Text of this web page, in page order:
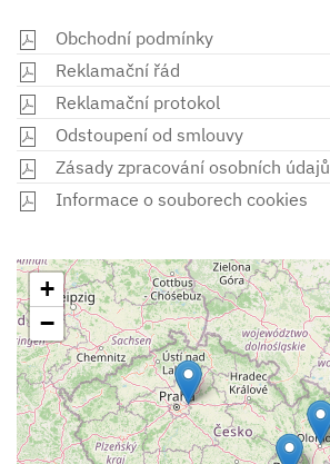
Obchodní podmínky
Reklamační řád
Reklamační protokol
Odstoupení od smlouvy
Zásady zpracování osobních údajů
Informace o souborech cookies
+
−